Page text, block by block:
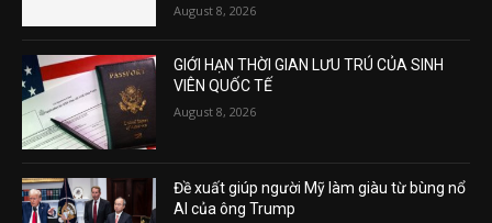
August 8, 2026
GIỚI HẠN THỜI GIAN LƯU TRÚ CỦA SINH
VIÊN QUỐC TẾ
August 8, 2026
Đề xuất giúp người Mỹ làm giàu từ bùng nổ
AI của ông Trump